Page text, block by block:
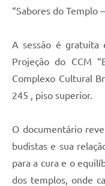
“Sabores do Templo
A sessão é gratuita
Projeção do CCM
Complexo Cultural
245 , piso superior.
O documentário
budistas e sua
para a cura e o
dos templos, onde